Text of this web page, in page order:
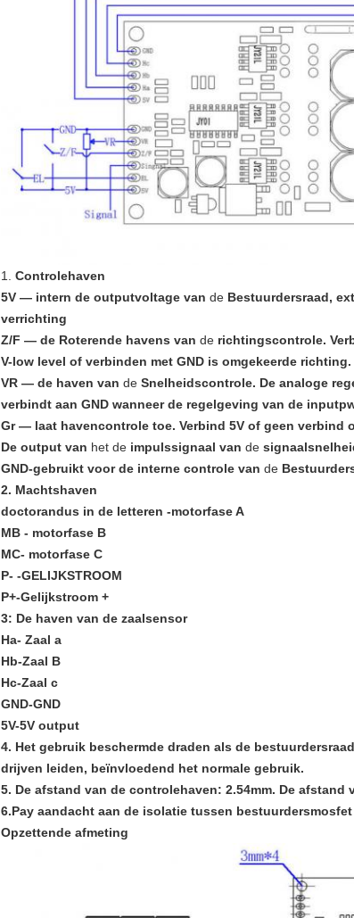
1. Controlehaven
5V — intern de outputvoltage van de Bestuurdersraad,
verrichting
Z/F — de Roterende havens van de richtingscontrole.
V-low level of verbinden met GND is omgekeerde richting.
VR — de haven van de Snelheidscontrole. De analoge
verbindt aan GND wanneer de regelgeving van de
Gr — laat havencontrole toe. Verbind 5V of geen verbind
De output van het de impulssignaal van de
GND-gebruikt voor de interne controle van de
2. Machtshaven
doctorandus in de letteren -motorfase A
MB - motorfase B
MC- motorfase C
P- -GELIJKSTROOM
P+-Gelijkstroom +
3: De haven van de zaalsensor
Ha- Zaal a
Hb-Zaal B
Hc-Zaal c
GND-GND
5V-5V output
4. Het gebruik beschermde draden als de
drijven leiden, beïnvloedend het normale gebruik.
5. De afstand van de controlehaven: 2.54mm. De afstand
6.Pay aandacht aan de isolatie tussen
Opzettende afmeting